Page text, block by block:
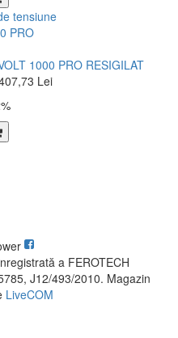
1000 PRO RESIGILAT
Lei
a FEROTECH
J12/493/2010. Magazin
LiveCOM